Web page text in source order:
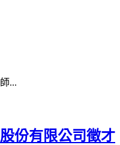
...
份有限公司徵才